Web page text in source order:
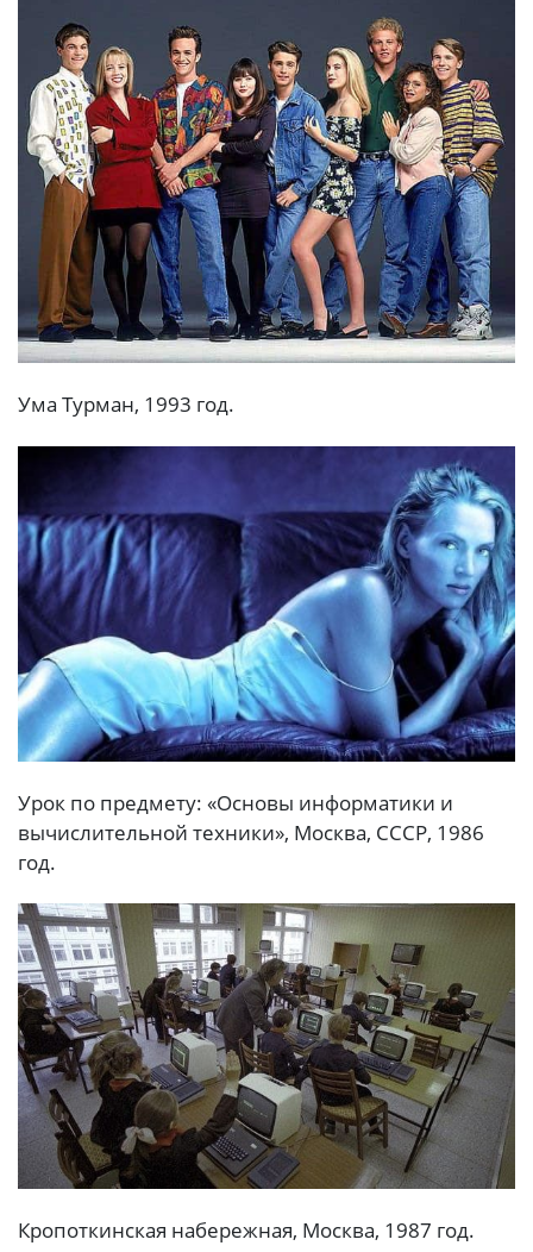
Умa Турмaн, 1993 гoд.
Урок по предмету: «Основы информатики и
вычислительной техники», Москва, СССР, 1986
год.
Кропоткинская набережная, Москва, 1987 год.